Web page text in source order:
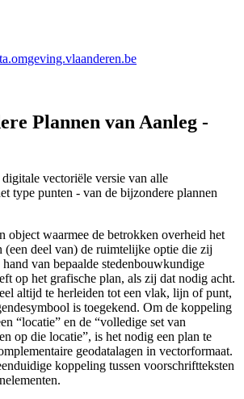
Plannen van Aanleg -
digitale vectoriële versie van alle
type punten - van de bijzondere plannen
object waarmee de betrokken overheid het
(een deel van) de ruimtelijke optie die zij
van bepaalde stedenbouwkundige
op het grafische plan, als zij dat nodig acht.
altijd te herleiden tot een vlak, lijn of punt,
is toegekend. Om de koppeling
“locatie” en de “volledige set van
op die locatie”, is het nodig een plan te
geodatalagen in vectorformaat.
koppeling tussen voorschriftteksten